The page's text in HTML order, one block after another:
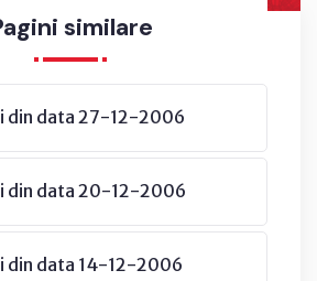
similare
din data 27-12-2006
din data 20-12-2006
din data 14-12-2006